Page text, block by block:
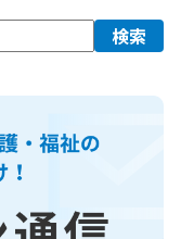
検索